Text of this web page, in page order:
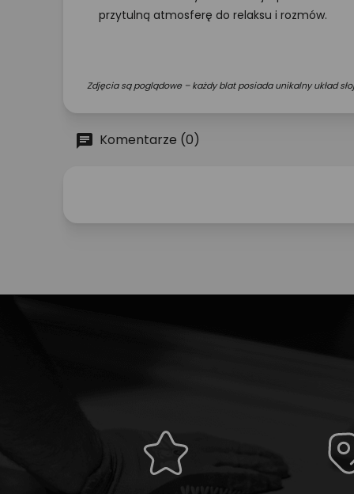
przytulną atmosferę do relaksu i rozmów.
Zdjęcia są poglądowe – każdy blat posiada unikalny układ
Komentarze (0)